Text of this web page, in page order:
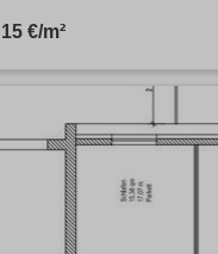
15 €/m²